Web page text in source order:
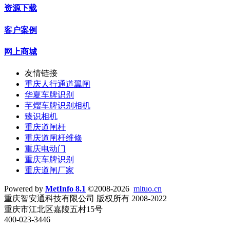
资源下载
客户案例
网上商城
友情链接
重庆人行通道翼闸
华夏车牌识别
芊熠车牌识别相机
臻识相机
重庆道闸杆
重庆道闸杆维修
重庆电动门
重庆车牌识别
重庆道闸厂家
Powered by MetInfo 8.1 ©2008-2026 mituo.cn
重庆智安通科技有限公司 版权所有 2008-2022
重庆市江北区嘉陵五村15号
400-023-3446